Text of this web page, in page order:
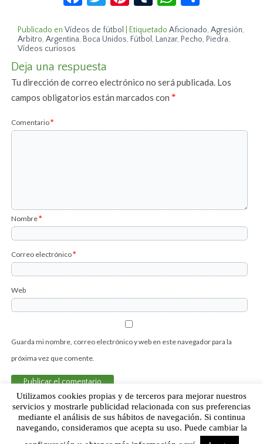
Publicado en Vídeos de fútbol Etiquetado Aficionado,Agresión,
Arbitro,Argentina, Boca Unidos, Fútbol, Lanzar, Pecho, Piedra,
Vídeos curiosos
Deja una respuesta
Tu dirección de correo electrónico no será publicada. Los
campos obligatorios están marcados con*
Comentario*
Nombre*
Correo electrónico*
Web
Guarda mi nombre, correo electrónico y web en este navegador para la
próxima vez que comente.
Sobre Humor Fútbol Club | Aviso legal |Contacto
Utilizamos cookies propias y de terceros para mejorar nuestros
servicios y mostrarle publicidad relacionada con sus preferencias
mediante el análisis de sus hábitos de navegación. Si continua
navegando, consideramos que acepta su uso. Puede cambiar la